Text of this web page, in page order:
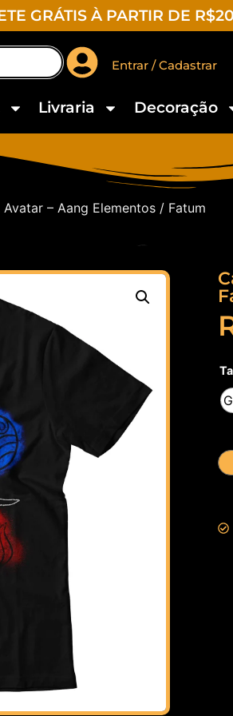
GRÁTIS À PARTIR DE
Entrar / Cadastrar
Livraria Decoração
– Aang Elementos / Fatum